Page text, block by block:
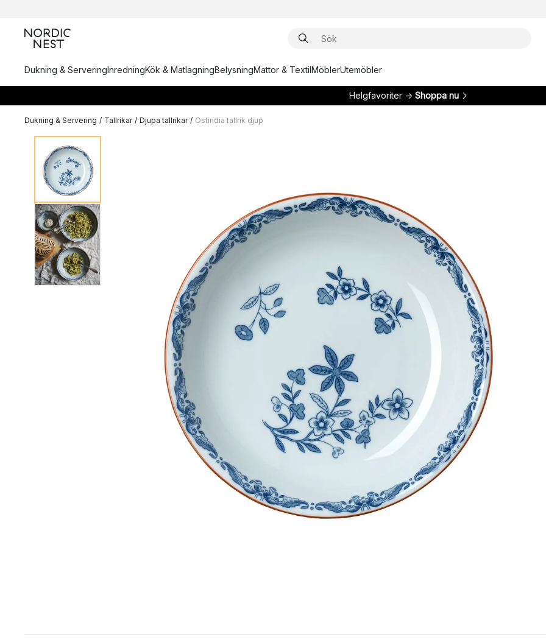
Dukning & ServeringInredningKök & MatlagningBelysningMattor & TextilMöblerUtemöbler
Helgfavoriter → Shoppa nu
Dukning & Servering / Tallrikar / Djupa tallrikar / Ostindia tallrik djup